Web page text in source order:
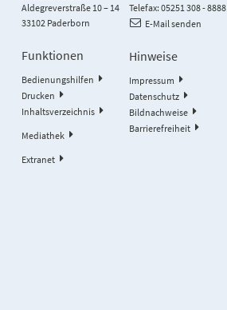
Aldegreverstraße 10 – 14
33102 Paderborn
Telefax: 05251 308 - 8888
E-Mail senden
Funktionen
Bedienungshilfen
Drucken
Inhaltsverzeichnis
Mediathek
Extranet
Hinweise
Impressum
Datenschutz
Bildnachweise
Barrierefreiheit